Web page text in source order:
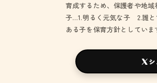
育成するため、保護者や地
子…1.明るく元気な子 2.誰
ある子を保育方針としていま